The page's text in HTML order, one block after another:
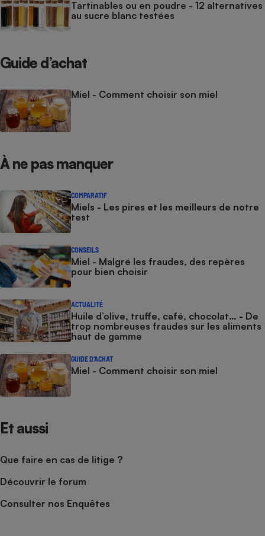
Tartinables ou en poudre - 12 alternatives
au sucre blanc testées
Guide d’achat
Miel - Comment choisir son miel
À ne pas manquer
COMPARATIF
Miels - Les pires et les meilleurs de notre
test
CONSEILS
Miel - Malgré les fraudes, des repères
pour bien choisir
ACTUALITÉ
Huile d’olive, truffe, café, chocolat… - De
trop nombreuses fraudes sur les aliments
haut de gamme
GUIDE D'ACHAT
Miel - Comment choisir son miel
Et aussi
Que faire en cas de litige ?
Découvrir le forum
Consulter nos Enquêtes